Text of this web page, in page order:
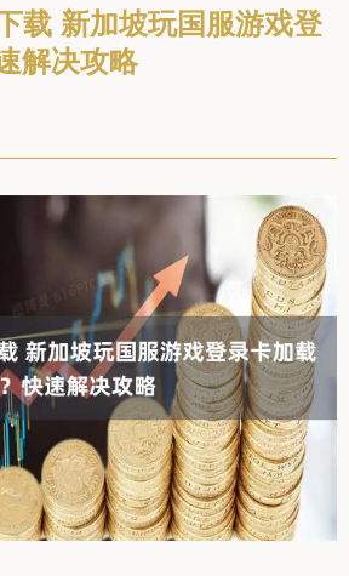
载 新加坡玩国服游戏登
解决攻略